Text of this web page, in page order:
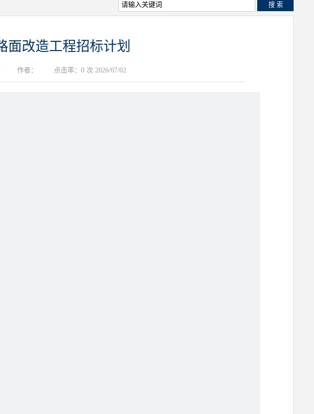
搜 索
面改造工程招标计划
作者： 点击率：0 次 2026/07/02